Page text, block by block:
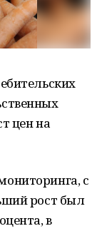
цен на
с
рост был
в